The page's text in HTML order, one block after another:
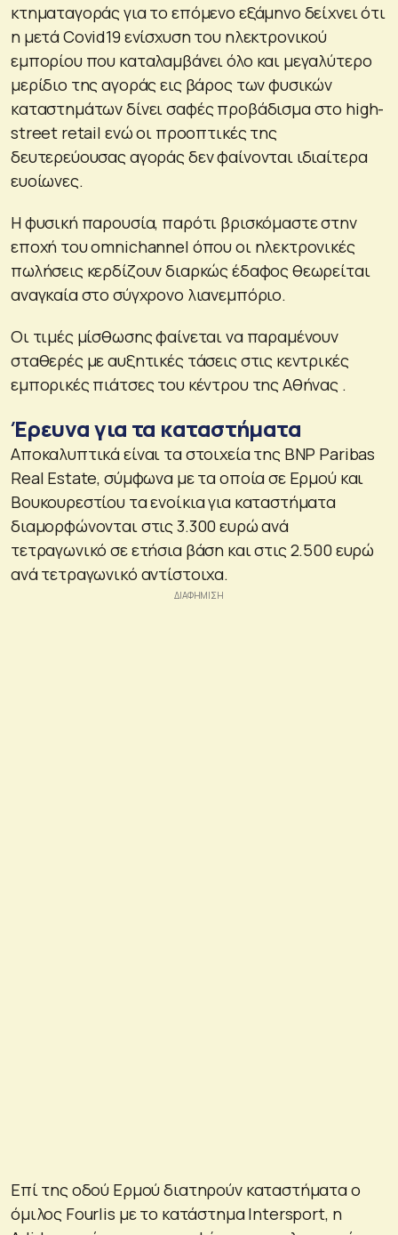
κτηματαγοράς για το επόμενο εξάμηνο δείχνει ότι
η μετά Covid19 ενίσχυση του ηλεκτρονικού
εμπορίου που καταλαμβάνει όλο και μεγαλύτερο
μερίδιο της αγοράς εις βάρος των φυσικών
καταστημάτων δίνει σαφές προβάδισμα στο high-
street retail ενώ οι προοπτικές της
δευτερεύουσας αγοράς δεν φαίνονται ιδιαίτερα
ευοίωνες.
Η φυσική παρουσία, παρότι βρισκόμαστε στην
εποχή του omnichannel όπου οι ηλεκτρονικές
πωλήσεις κερδίζουν διαρκώς έδαφος θεωρείται
αναγκαία στο σύγχρονο λιανεμπόριο.
Οι τιμές μίσθωσης φαίνεται να παραμένουν
σταθερές με αυξητικές τάσεις στις κεντρικές
εμπορικές πιάτσες του κέντρου της Αθήνας .
Έρευνα για τα καταστήματα
Αποκαλυπτικά είναι τα στοιχεία της BNP Paribas
Real Estate, σύμφωνα με τα οποία σε Ερμού και
Βουκουρεστίου τα ενοίκια για καταστήματα
διαμορφώνονται στις 3.300 ευρώ ανά
τετραγωνικό σε ετήσια βάση και στις 2.500 ευρώ
ανά τετραγωνικό αντίστοιχα.
Επί της οδού Ερμού διατηρούν καταστήματα ο
όμιλος Fourlis με το κατάστημα Intersport, η